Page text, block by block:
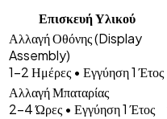
Επισκευή Υλικού
Αλλαγή Οθόνης (Display
Assembly)
1-2 Ημέρες • Εγγύηση1 Έτος
Αλλαγή Μπαταρίας
2-4 Ώρες • Εγγύηση1 Έτος